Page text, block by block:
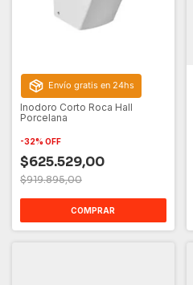
Envío gratis en 24hs
Inodoro Corto Roca Hall
Porcelana
-32% OFF
$625.529,00
$919.895,00
COMPRAR